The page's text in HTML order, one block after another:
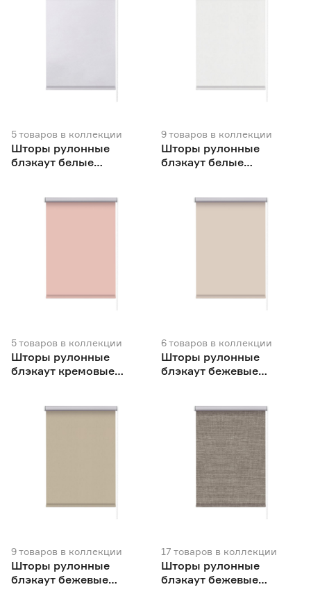
5товаров в коллекции
Шторы рулонные
блэкаут белые
9товаров в коллекции
Шторы рулонные
блэкаут белые
5товаров в коллекции
Шторы рулонные
блэкаут кремовые
6товаров в коллекции
Шторы рулонные
блэкаут бежевые
9товаров в коллекции
Шторы рулонные
блэкаут бежевые
17 товаров в коллекции
Шторы рулонные
блэкаут бежевые